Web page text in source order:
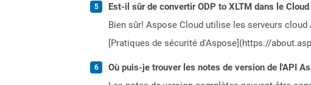
Est-il sûr de convertir ODP to XLTM dans le Cloud
Bien sûr! Aspose Cloud utilise les serveurs
[Pratiques de sécurité d'Aspose](https://
Où puis-je trouver les notes de version de l'API